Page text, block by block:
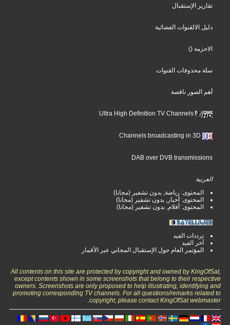
تقارير الإستقبال
دليل الالقنوات الفضائية
الاحزمة ()
سلة محذوفات القنوات
أهم الصور ناقصة
Ultra High Definition TV Channels
DAB over DVB transmissions
العربية
المحتوى: رياضة, بدون تشفير (مجانا)
المحتوى: أخبار, بدون تشفير (مجانا)
المحتوى: أفلام, بدون تشفير (مجانا)
ترددات الفيد
آخر الفيد
المؤتمر العام حول الإستقبال المجاني عبر الأقمار
All contents on this site are protected by copyright and owned by KingOfSat,
except contents shown in some screenshots that belong to their respective
owners. Screenshots are only proposed to help illustrating, identifying and
promoting corresponding TV channels. For all questions/remarks related to
copyright, please contact KingOfSat webmaster.